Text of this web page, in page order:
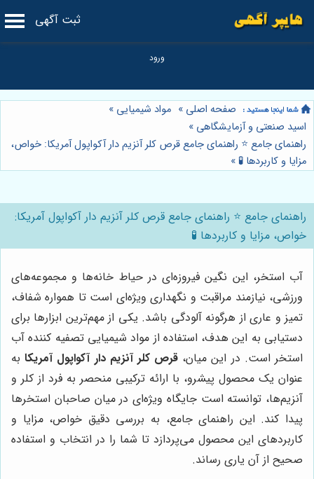
ثبت آگهی
صفحه اصلی » مواد شیمیایی »
اسید صنعتی و آزمایشگاهی »
راهنمای جامع ⭐️ راهنمای جامع قرص کلر آنزیم دار آکواپول آمریکا: خواص،
مزایا و کاربردها 🧪 »
راهنمای جامع ⭐️ راهنمای جامع قرص کلر آنزیم دار آکواپول آمریکا:
خواص، مزایا و کاربردها 🧪
آب استخر، این نگین فیروزه‌ای در حیاط خانه‌ها و مجموعه‌های
ورزشی، نیازمند مراقبت و نگهداری ویژه‌ای است تا همواره شفاف،
تمیز و عاری از هرگونه آلودگی باشد. یکی از مهم‌ترین ابزارها برای
دستیابی به این هدف، استفاده از مواد شیمیایی تصفیه کننده آب
استخر است. در این میان، قرص کلر آنزیم دار آکواپول آمریکابه
عنوان یک محصول پیشرو، با ارائه ترکیبی منحصر به فرد از کلر و
آنزیم‌ها، توانسته است جایگاه ویژه‌ای در میان صاحبان استخرها
پیدا کند. این راهنمای جامع، به بررسی دقیق خواص، مزایا و
کاربردهای این محصول می‌پردازد تا شما را در انتخاب و استفاده
صحیح از آن یاری رساند.